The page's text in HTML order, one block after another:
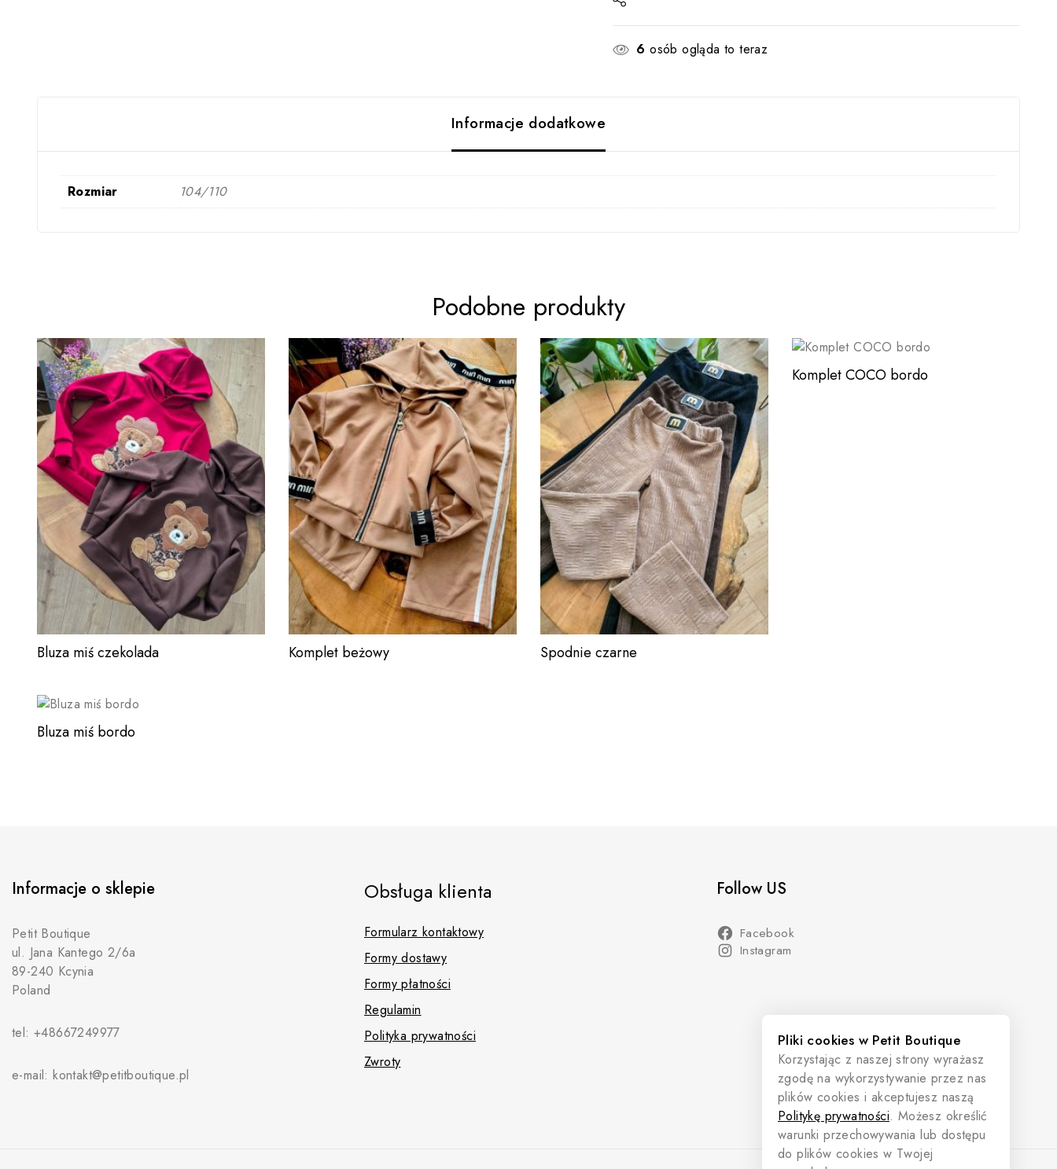
6 osób ogląda to teraz
Informacje dodatkowe
Rozmiar 104/110
Podobne produkty
Bluza miś czekolada Komplet beżowy Spodnie czarne
Komplet COCO bordo
Bluza miś bordo
Informacje o sklepie
Petit Boutique
ul. Jana Kantego 2/6a
89-240 Kcynia
Poland
tel: +48667249977
e-mail: kontakt@petitboutique.pl
Obsługa klienta
Formularz kontaktowy
Formy dostawy
Formy płatności
Regulamin
Polityka prywatności
Zwroty
Follow US
Facebook
Instagram
Pliki cookies w Petit Boutique
Korzystając z naszej strony wyrażasz
zgodę na wykorzystywanie przez nas
plików cookies i akceptujesz naszą
Politykę prywatności. Możesz określić
warunki przechowywania lub dostępu
do plików cookies w Twojej